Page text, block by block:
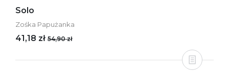
Solo
Zośka Papużanka
41,18 zł 54,90 zł